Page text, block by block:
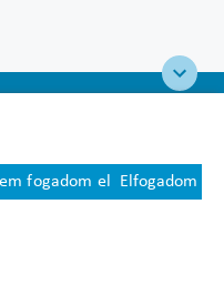
fogadom el Elfogadom